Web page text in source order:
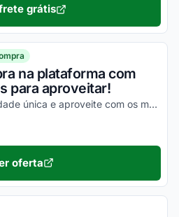
grátis
na plataforma com
para aproveitar!
Não perca essa oportunidade única e aproveite com os melhores descontos!
oferta